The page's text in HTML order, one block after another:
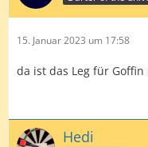
15. Januar 2023 um 17:58
da ist das Leg für
Hedi